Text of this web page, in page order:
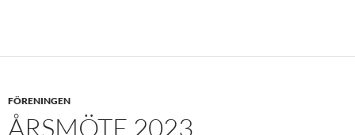
FÖRENINGEN
ÅRSMÖTE 2023